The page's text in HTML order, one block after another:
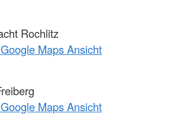
Rochlitz
Maps Ansicht
Maps Ansicht